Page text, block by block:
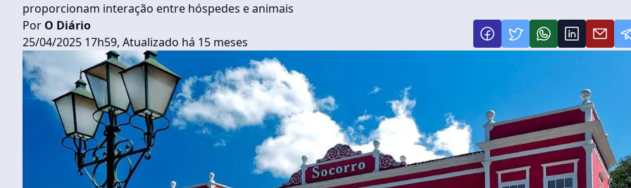
proporcionam interação entre hóspedes e animais
Por O Diário
25/04/2025 17h59, Atualizado há 15 meses